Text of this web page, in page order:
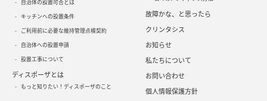
自治体の設置可否とは
キッチンへの設置条件
ご利用前に必要な維持管理点検契約
自治体への設置申請
設置工事について
ディスポーザとは
もっと知りたい！ディスポーザのこと
故障かな、と思ったら
クリンタシス
お知らせ
私たちについて
お問い合わせ
個人情報保護方針